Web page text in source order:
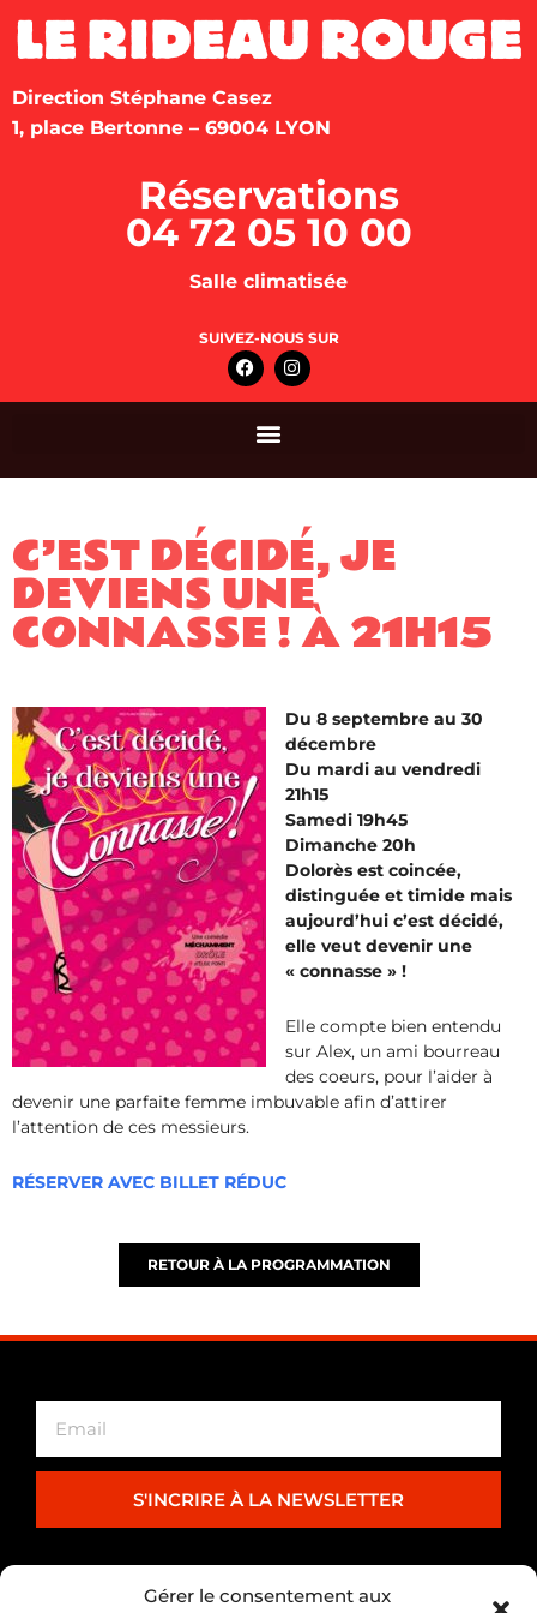
Gérer le consentement aux
Direction Stéphane Casez
1, place Bertonne – 69004 LYON
Réservations
04 72 05 10 00
Salle climatisée
SUIVEZ-NOUS SUR
C’EST DÉCIDÉ, JE
DEVIENS UNE
CONNASSE ! À 21H15
Du 8 septembre au 30
décembre
Du mardi au vendredi
21h15
Samedi 19h45
Dimanche 20h
Dolorès est coincée,
distinguée et timide mais
aujourd’hui c’est décidé,
elle veut devenir une
« connasse » !
Elle compte bien entendu
sur Alex, un ami bourreau
des coeurs, pour l’aider à
devenir une parfaite femme imbuvable afin d’attirer
l’attention de ces messieurs.
RÉSERVER AVEC BILLET RÉDUC
RETOUR À LA PROGRAMMATION
S'INCRIRE À LA NEWSLETTER
PARTENARIAT